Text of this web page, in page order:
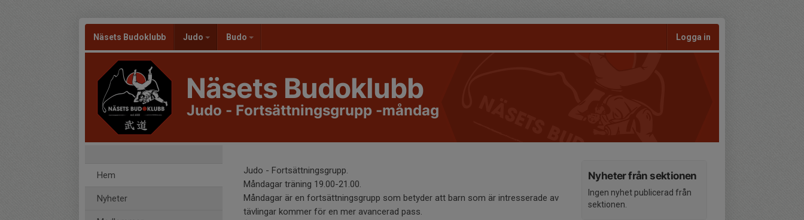
Näsets Budoklubb Judo Budo Logga in
Näsets Budoklubb
Judo - Fortsättningsgrupp -måndag
Hem
Nyheter
Nyheter från sektionen
Ingen nyhet publicerad från
sektionen.
Judo - Fortsättningsgrupp.
Måndagar träning 19.00-21.00.
Måndagar är en fortsättningsgrupp som betyder att barn som är intresserade av
tävlingar kommer för en mer avancerad pass.